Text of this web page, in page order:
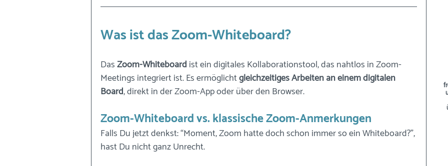
Was ist das Zoom-Whiteboard?
Das Zoom-Whiteboard ist ein digitales Kollaborationstool, das nahtlos in Zoom-
Meetings integriert ist. Es ermöglicht gleichzeitiges Arbeiten an einem digitalen
Board, direkt in der Zoom-App oder über den Browser.
Zoom-Whiteboard vs. klassische Zoom-Anmerkungen
Falls Du jetzt denkst: “Moment, Zoom hatte doch schon immer so ein Whiteboard?”,
hast Du nicht ganz Unrecht.